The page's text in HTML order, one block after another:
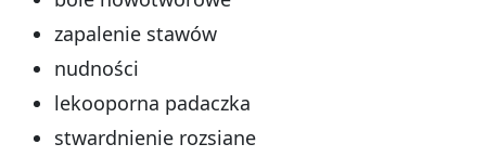
zapalenie stawów
nudności
lekooporna padaczka
stwardnienie rozsiane